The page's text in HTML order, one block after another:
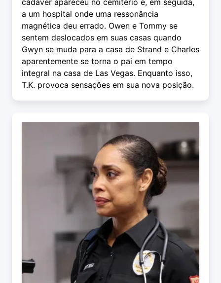
cadáver apareceu no cemitério e, em seguida,
a um hospital onde uma ressonância
magnética deu errado. Owen e Tommy se
sentem deslocados em suas casas quando
Gwyn se muda para a casa de Strand e Charles
aparentemente se torna o pai em tempo
integral na casa de Las Vegas. Enquanto isso,
T.K. provoca sensações em sua nova posição.